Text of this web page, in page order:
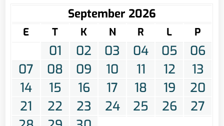
September 2026
E T K N R L P
01 02 03 04 05
06
07
08 09 10 11 12
13
14
15 16 17 18 19
20
21
22 23 24 25 26
27